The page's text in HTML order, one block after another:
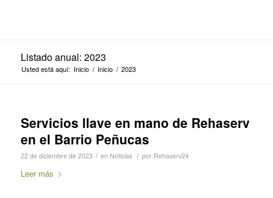
Listado anual: 2023
Usted está aquí: Inicio / Inicio / 2023
Servicios llave en mano de Rehaserv
en el Barrio Peñucas
22 de diciembre de 2023 / en Noticias / por Rehaserv24
Leer más